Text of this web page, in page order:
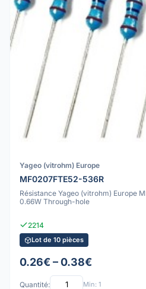
Yageo (vitrohm) Europe
MF0207FTE52-536R
Résistance Yageo (vitrohm) Europe
0.66W Through-hole
2214
Lot de 10 pièces
0.26€ – 0.38€
Quantité: Min: 1